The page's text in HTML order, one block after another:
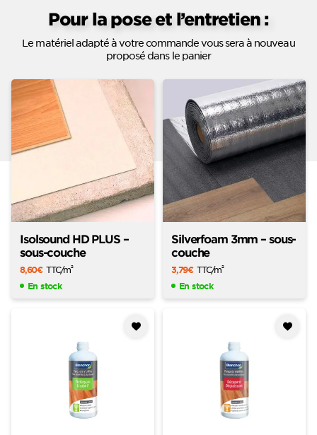
Pour la pose et l’entretien :
Le matériel adapté à votre commande vous sera à nouveau
proposé dans le panier
Isolsound HD PLUS –
sous-couche
8,60€ TTC/m2
En stock
Silverfoam 3mm – sous-
couche
3,79€ TTC/m2
En stock
à mes
à mes